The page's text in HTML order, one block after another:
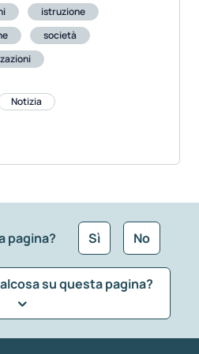
istruzione
società
Notizia
pagina? Sì No
su questa pagina?